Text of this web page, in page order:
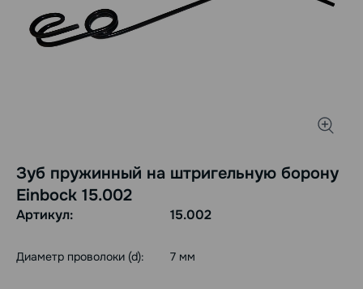
Зуб пружинный на штригельную борону
Einbock 15.002
Артикул: 15.002
Диаметр проволоки (d): 7 мм